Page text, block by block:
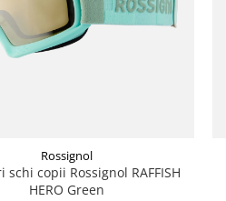
Rossignol
schi copii Rossignol RAFFISH
HERO Green